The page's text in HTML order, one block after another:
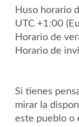
Huso horario
UTC +1:00
Horario de
Horario de
Si tienes
mirar la
este pueblo o